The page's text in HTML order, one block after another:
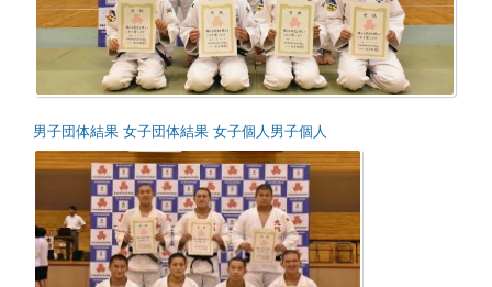
男子団体結果 女子団体結果 女子個人 男子個人